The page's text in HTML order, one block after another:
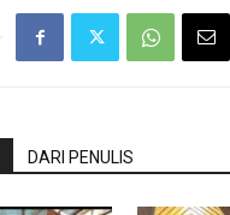
DARI PENULIS